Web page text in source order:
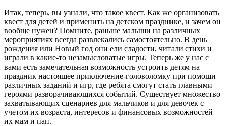
Итак, теперь, вы узнали, что такое квест. Как же организовать
квест для детей и применить на детском празднике, и зачем он
вообще нужен? Помните, раньше малыши на различных
мероприятиях всегда развлекались самостоятельно. В день
рождения или Новый год они ели сладости, читали стихи и
играли в какие-то незамысловатые игры. Теперь же у нас с
вами есть замечательная возможность устроить детям на
праздник настоящее приключение-головоломку при помощи
различных заданий и игр, где ребята смогут стать главными
героями разворачивающихся событий. Существует множество
захватывающих сценариев для мальчиков и для девочек с
учетом их возраста, интересов и финансовых возможностей
их мам и пап.